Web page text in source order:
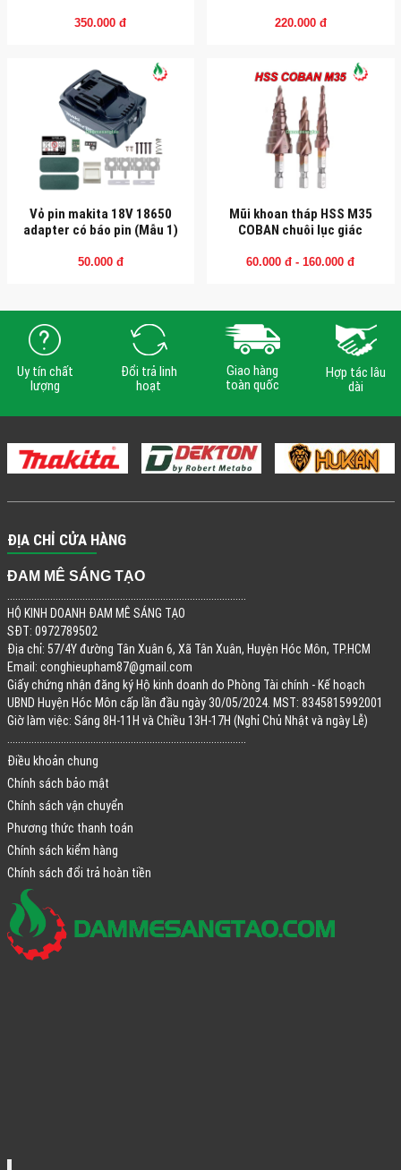
350.000 đ 220.000 đ
Vỏ pin makita 18V 18650
adapter có báo pin (Mẫu 1)
50.000 đ
Mũi khoan tháp HSS M35
COBAN chuôi lục giác
60.000 đ - 160.000 đ
Uy tín chất
lượng
Đổi trả linh
hoạt
Giao hàng
toàn quốc
Hợp tác lâu
dài
ĐỊA CHỈ CỬA HÀNG
ĐAM MÊ SÁNG TẠO
HỘ KINH DOANH ĐAM MÊ SÁNG TẠO
SĐT: 0972789502
Địa chỉ: 57/4Y đường Tân Xuân 6, Xã Tân Xuân, Huyện Hóc Môn, TP.HCM
Email: conghieupham87@gmail.com
Giấy chứng nhận đăng ký Hộ kinh doanh do Phòng Tài chính - Kế hoạch
UBND Huyện Hóc Môn cấp lần đầu ngày 30/05/2024. MST: 8345815992001
Giờ làm việc: Sáng 8H-11H và Chiều 13H-17H (Nghỉ Chủ Nhật và ngày Lễ)
Điều khoản chung
Chính sách bảo mật
Chính sách vận chuyển
Phương thức thanh toán
Chính sách kiểm hàng
Chính sách đổi trả hoàn tiền